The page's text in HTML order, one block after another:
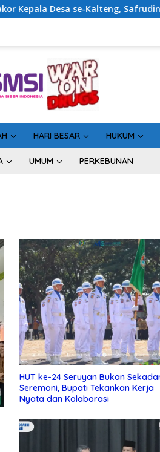
se-Kalteng, Safrudin: Sinergi
HARI BESAR HUKUM
UMUM PERKEBUNAN
HUT ke-24 Seruyan Bukan
Seremoni, Bupati Tekankan Kerja
Nyata dan Kolaborasi